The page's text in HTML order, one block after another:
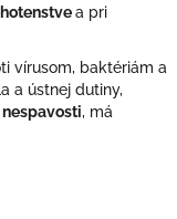
a pri
vírusom, baktériám a
a ústnej dutiny,
nespavosti, má